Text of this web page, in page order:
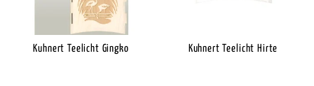
Kuhnert Teelicht Gingko Kuhnert Teelicht Hirte